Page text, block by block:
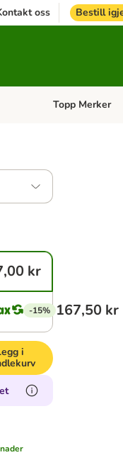
oss Bestill
+ Veterinærfôr
Åpne
Topp Merker
kr
-15% 167,50 kr
i